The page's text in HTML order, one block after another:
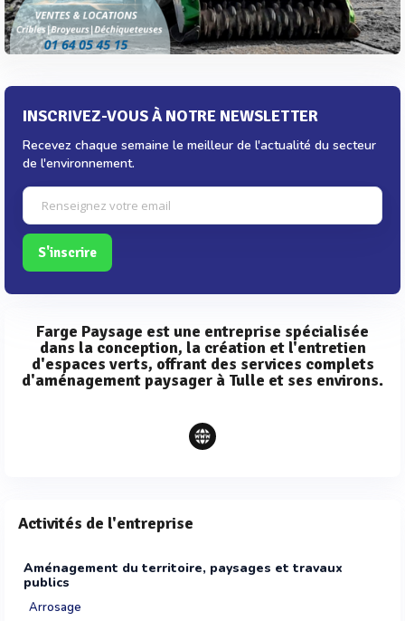
INSCRIVEZ-VOUS À NOTRE NEWSLETTER
Recevez chaque semaine le meilleur de l'actualité du secteur
de l'environnement.
S'inscrire
Farge Paysage est une entreprise spécialisée
dans la conception, la création et l'entretien
d'espaces verts, offrant des services complets
d'aménagement paysager à Tulle et ses environs.
Activités de l'entreprise
Aménagement du territoire, paysages et travaux
publics
Arrosage